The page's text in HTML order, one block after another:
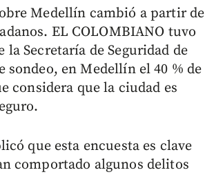
Medellín cambió a partir de
EL COLOMBIANO tuvo
Secretaría de Seguridad de
en Medellín el 40 % de
considera que la ciudad es
que esta encuesta es clave
comportado algunos delitos